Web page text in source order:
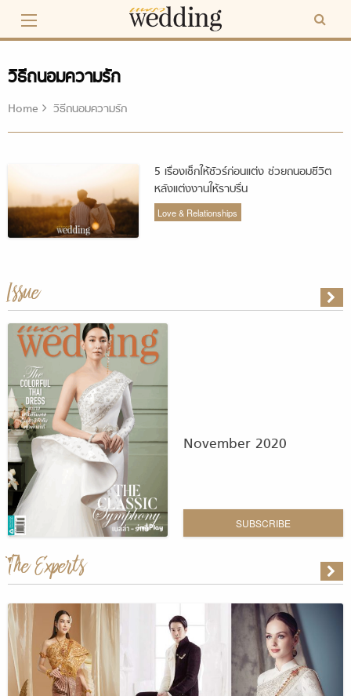
content
วิธีถนอมความรัก
Home วิธีถนอมความรัก
5 เรื่องเช็กให้ชัวร์ก่อนแต่ง ช่วยถนอมชีวิต
หลังแต่งงานให้ราบรื่น
Love & Relationships
Issue
November 2020
SUBSCRIBE
The Experts